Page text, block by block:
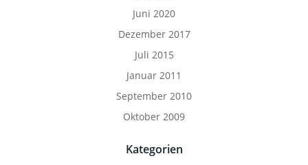
Juni 2020
Dezember 2017
Juli 2015
Januar 2011
September 2010
Oktober 2009
Kategorien